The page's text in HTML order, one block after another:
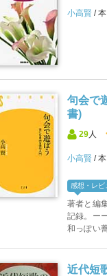
小高賢 本
句会で
書)
29 人
小高賢 本
感想・レビ
著者と編
記録。ー
和っぽい
近代短